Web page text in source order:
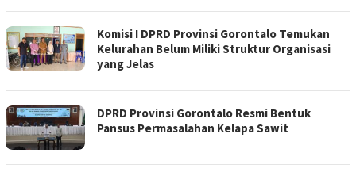
Komisi I DPRD Provinsi Gorontalo Temukan
Kelurahan Belum Miliki Struktur Organisasi
yang Jelas
DPRD Provinsi Gorontalo Resmi Bentuk
Pansus Permasalahan Kelapa Sawit